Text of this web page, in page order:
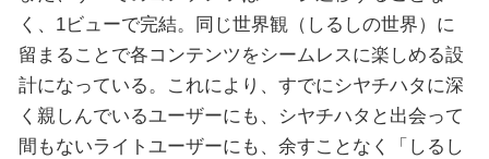
く、1ビューで完結。同じ世界観（しるしの世界）に
留まることで各コンテンツをシームレスに楽しめる設
計になっている。これにより、すでにシヤチハタに深
く親しんでいるユーザーにも、シヤチハタと出会って
間もないライトユーザーにも、余すことなく「しるし